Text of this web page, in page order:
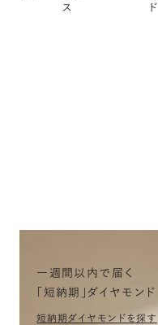
ス
ド
一週間以内で届く
「短納期」ダイヤモンド
短納期ダイヤモンドを探す